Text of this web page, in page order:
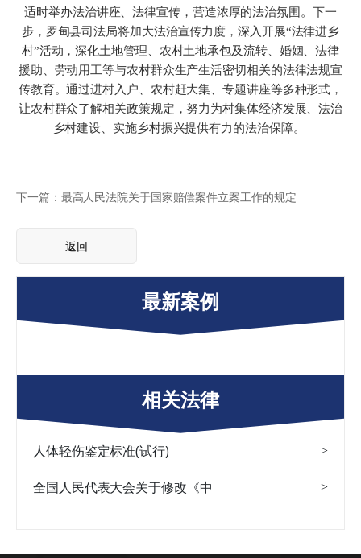
适时举办法治讲座、法律宣传，营造浓厚的法治氛围。下一
步，罗甸县司法局将加大法治宣传力度，深入开展“法律进乡
村”活动，深化土地管理、农村土地承包及流转、婚姻、法律
援助、劳动用工等与农村群众生产生活密切相关的法律法规宣
传教育。通过进村入户、农村赶大集、专题讲座等多种形式，
让农村群众了解相关政策规定，努力为村集体经济发展、法治
乡村建设、实施乡村振兴提供有力的法治保障。
下一篇：最高人民法院关于国家赔偿案件立案工作的规定
返回
最新案例
相关法律
人体轻伤鉴定标准(试行) >
全国人民代表大会关于修改《中 >